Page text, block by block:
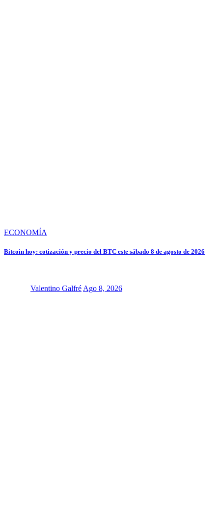
ECONOMÍA
Bitcoin hoy: cotización y precio del BTC este sábado 8 de agosto de 2026
Valentino Galfré Ago 8, 2026